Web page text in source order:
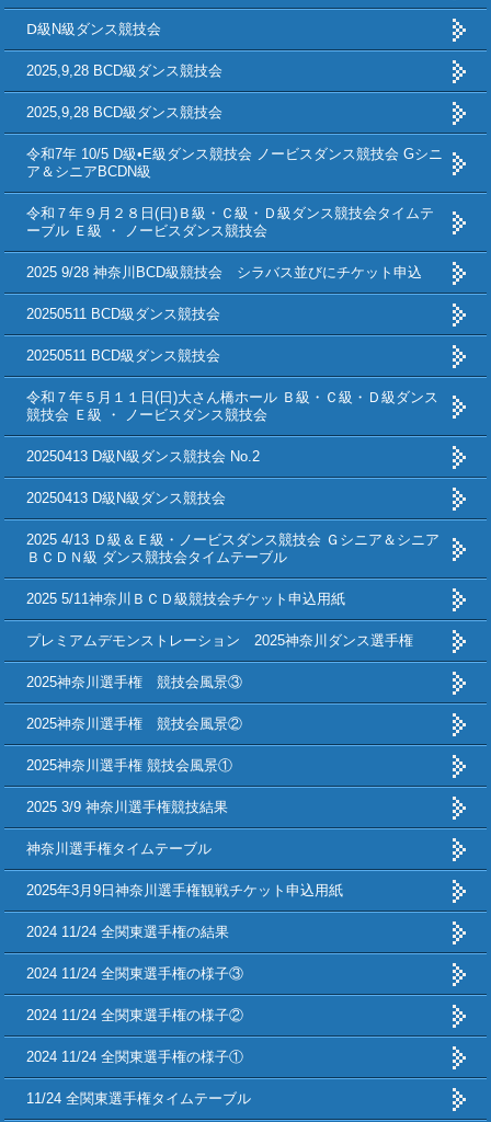
Ⅾ級N級ダンス競技会
2025,9,28 BCD級ダンス競技会
2025,9,28 BCD級ダンス競技会
令和7年 10/5 D級•E級ダンス競技会 ノービスダンス競技会 Gシニ
ア＆シニアBCDN級
令和７年９月２８日(日)Ｂ級・Ｃ級・Ｄ級ダンス競技会タイムテ
ーブル Ｅ級 ・ ノービスダンス競技会
2025 9/28 神奈川BCD級競技会 シラバス並びにチケット申込
20250511 BCD級ダンス競技会
20250511 BCD級ダンス競技会
令和７年５月１１日(日)大さん橋ホール Ｂ級・Ｃ級・Ｄ級ダンス
競技会 Ｅ級 ・ ノービスダンス競技会
20250413 D級N級ダンス競技会 No.2
20250413 D級N級ダンス競技会
2025 4/13 Ｄ級＆Ｅ級・ノービスダンス競技会 Ｇシニア＆シニア
ＢＣＤＮ級 ダンス競技会タイムテーブル
2025 5/11神奈川ＢＣＤ級競技会チケット申込用紙
プレミアムデモンストレーション 2025神奈川ダンス選手権
2025神奈川選手権 競技会風景③
2025神奈川選手権 競技会風景②
2025神奈川選手権 競技会風景①
2025 3/9 神奈川選手権競技結果
神奈川選手権タイムテーブル
2025年3月9日神奈川選手権観戦チケット申込用紙
2024 11/24 全関東選手権の結果
2024 11/24 全関東選手権の様子③
2024 11/24 全関東選手権の様子②
2024 11/24 全関東選手権の様子①
11/24 全関東選手権タイムテーブル